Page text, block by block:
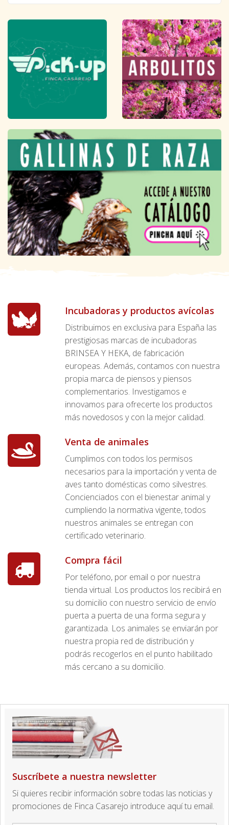
Incubadoras y productos avícolas
Distribuimos en exclusiva para España las
prestigiosas marcas de incubadoras
BRINSEA Y HEKA, de fabricación
europeas. Además, contamos con nuestra
propia marca de piensos y piensos
complementarios. Investigamos e
innovamos para ofrecerte los productos
más novedosos y con la mejor calidad.
Venta de animales
Cumplimos con todos los permisos
necesarios para la importación y venta de
aves tanto domésticas como silvestres.
Concienciados con el bienestar animal y
cumpliendo la normativa vigente, todos
nuestros animales se entregan con
certificado veterinario.
Compra fácil
Por teléfono, por email o por nuestra
tienda virtual. Los productos los recibirá en
su domicilio con nuestro servicio de envío
puerta a puerta de una forma segura y
garantizada. Los animales se enviarán por
nuestra propia red de distribución y
podrás recogerlos en el punto habilitado
más cercano a su domicilio.
Suscríbete a nuestra newsletter
Si quieres recibir información sobre todas las noticias y
promociones de Finca Casarejo introduce aquí tu email.